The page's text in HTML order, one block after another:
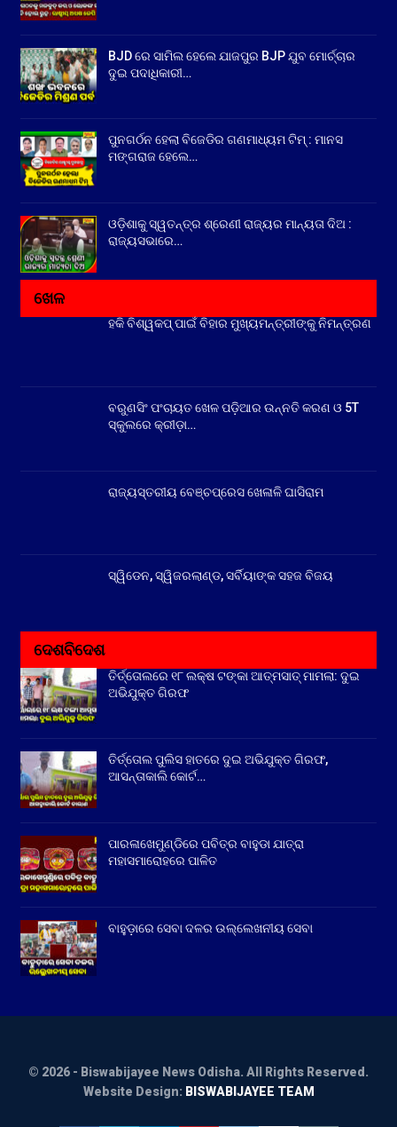
BJD ରେ ସାମିଲ ହେଲେ ଯାଜପୁର BJP ଯୁବ ମୋର୍ଚ୍ଚାର
ଦୁଇ ପଦାଧିକାରୀ…
ପୁନଗର୍ଠନ ହେଲା ବିଜେଡିର ଗଣମାଧ୍ୟମ ଟିମ୍ : ମାନସ
ମଙ୍ଗରାଜ ହେଲେ…
ଓଡ଼ିଶାକୁ ସ୍ୱତନ୍ତ୍ର ଶ୍ରେଣୀ ରାଜ୍ୟର ମାନ୍ୟତା ଦିଅ :
ରାଜ୍ୟସଭାରେ…
ଖେଳ
ହକି ବିଶ୍ୱକପ୍ ପାଇଁ ବିହାର ମୁଖ୍ୟମନ୍ତ୍ରୀଙ୍କୁ ନିମନ୍ତ୍ରଣ
ବରୁଣସିଂ ପଂଚାୟତ ଖେଳ ପଡ଼ିଆର ଉନ୍ନତି କରଣ ଓ 5T
ସ୍କୁଲରେ କ୍ରୀଡ଼ା…
ରାଜ୍ୟସ୍ତରୀୟ ବେଞ୍ଚପ୍ରେସ ଖେଳାଳି ଘାସିରାମ
ସ୍ୱିଡେନ, ସ୍ୱିଜରଲାଣ୍ଡ, ସର୍ବିୟାଙ୍କ ସହଜ ବିଜୟ
ଦେଶବିଦେଶ
ତିର୍ତ୍ତୋଲରେ ୧୮ ଲକ୍ଷ ଟଙ୍କା ଆତ୍ମସାତ୍ ମାମଲା: ଦୁଇ
ଅଭିଯୁକ୍ତ ଗିରଫ
ତିର୍ତ୍ତୋଲ ପୁଲିସ ହାତରେ ଦୁଇ ଅଭିଯୁକ୍ତ ଗିରଫ,
ଆସନ୍ତାକାଲି କୋର୍ଟ…
ପାରଳାଖେମୁଣ୍ଡିରେ ପବିତ୍ର ବାହୁଡା ଯାତ୍ରା
ମହାସମାରୋହରେ ପାଳିତ
ବାହୁଡ଼ାରେ ସେବା ଦଳର ଉଲ୍ଲେଖନୀୟ ସେବା
© 2026 - Biswabijayee News Odisha. All Rights Reserved.
Website Design: BISWABIJAYEE TEAM